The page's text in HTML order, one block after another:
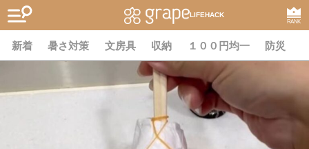
LIFEHACK
RANK
新着 暑さ対策 文房具 収納 １００円均一 防災